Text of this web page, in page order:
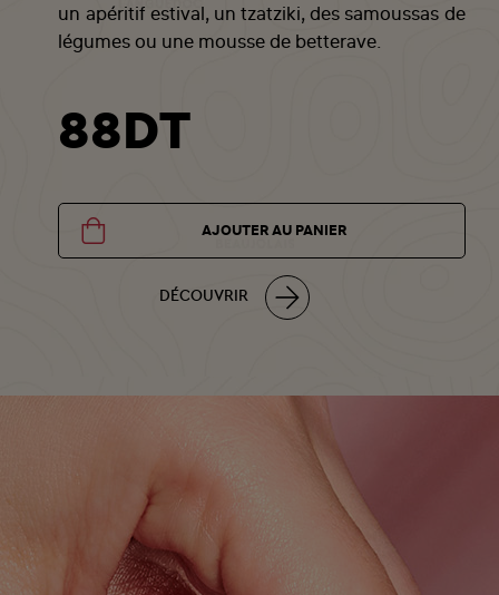
un apéritif estival, un tzatziki, des samoussas de
légumes ou une mousse de betterave.
88DT
AJOUTER AU PANIER
DÉCOUVRIR